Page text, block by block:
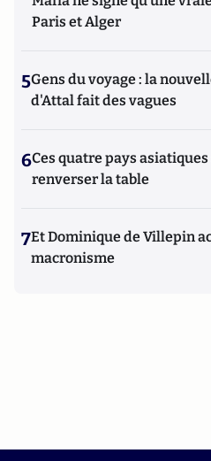
Paris et Alger
5Gens du voyage : la
d'Attal fait des vagues
6Ces quatre pays
renverser la table
7Et Dominique de Villepin
macronisme